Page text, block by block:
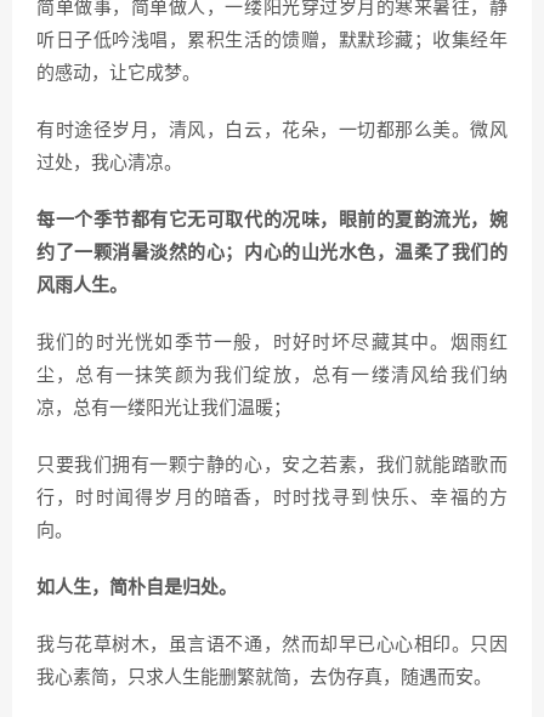
简单做事，简单做人，一缕阳光穿过岁月的寒来暑往，静
听日子低吟浅唱，累积生活的馈赠，默默珍藏；收集经年
的感动，让它成梦。
有时途径岁月，清风，白云，花朵，一切都那么美。微风
过处，我心清凉。
每一个季节都有它无可取代的况味，眼前的夏韵流光，婉
约了一颗消暑淡然的心；内心的山光水色，温柔了我们的
风雨人生。
我们的时光恍如季节一般，时好时坏尽藏其中。烟雨红
尘，总有一抹笑颜为我们绽放，总有一缕清风给我们纳
凉，总有一缕阳光让我们温暖；
只要我们拥有一颗宁静的心，安之若素，我们就能踏歌而
行，时时闻得岁月的暗香，时时找寻到快乐、幸福的方
向。
如人生，简朴自是归处。
我与花草树木，虽言语不通，然而却早已心心相印。只因
我心素简，只求人生能删繁就简，去伪存真，随遇而安。